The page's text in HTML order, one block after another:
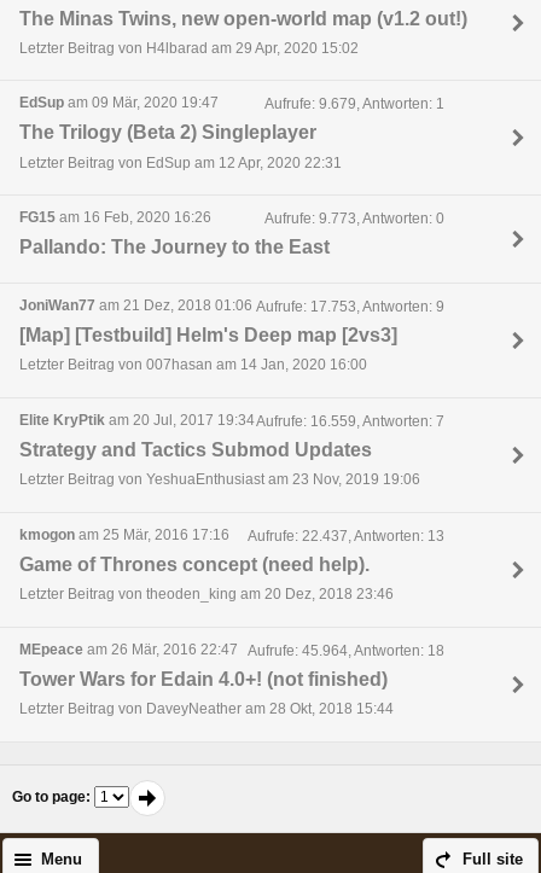
The Minas Twins, new open-world map (v1.2 out!)
Letzter Beitrag von H4lbarad am 29 Apr, 2020 15:02
EdSup am 09 Mär, 2020 19:47 Aufrufe: 9.679, Antworten: 1
The Trilogy (Beta 2) Singleplayer
Letzter Beitrag von EdSup am 12 Apr, 2020 22:31
FG15 am 16 Feb, 2020 16:26 Aufrufe: 9.773, Antworten: 0
Pallando: The Journey to the East
JoniWan77 am 21 Dez, 2018 01:06 Aufrufe: 17.753, Antworten: 9
[Map] [Testbuild] Helm's Deep map [2vs3]
Letzter Beitrag von 007hasan am 14 Jan, 2020 16:00
Elite KryPtik am 20 Jul, 2017 19:34Aufrufe: 16.559, Antworten: 7
Strategy and Tactics Submod Updates
Letzter Beitrag von YeshuaEnthusiast am 23 Nov, 2019 19:06
kmogon am 25 Mär, 2016 17:16 Aufrufe: 22.437, Antworten: 13
Game of Thrones concept (need help).
Letzter Beitrag von theoden_king am 20 Dez, 2018 23:46
MEpeace am 26 Mär, 2016 22:47 Aufrufe: 45.964, Antworten: 18
Tower Wars for Edain 4.0+! (not finished)
Letzter Beitrag von DaveyNeather am 28 Okt, 2018 15:44
Go to page:
Full site
Menu